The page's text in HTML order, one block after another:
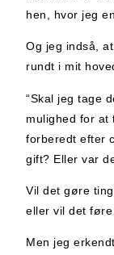
hen, hvor jeg
Og jeg indså,
rundt i mit
“Skal jeg tage
mulighed for at
forberedt efter
gift? Eller var
Vil det gøre
eller vil det
Men jeg